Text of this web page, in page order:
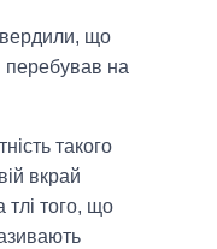
що
перебував на
такого
вкрай
тлі того, що